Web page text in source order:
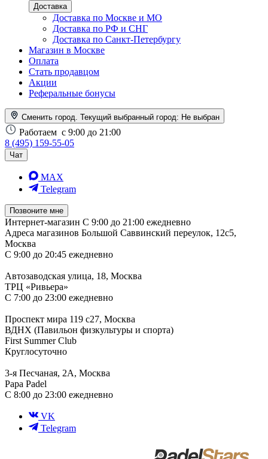
Доставка
Доставка по Москве и МО
Доставка по РФ и СНГ
Доставка по Санкт-Петербургу
Магазин в Москве
Оплата
Стать продавцом
Акции
Реферальные бонусы
Сменить город. Текущий выбранный город: Не выбран
Работаем с 9:00 до 21:00
8 (495) 159-55-05
Чат
MAX
Telegram
Позвоните мне
Интернет-магазин С 9:00 до 21:00 ежедневно
Адреса магазинов Большой Саввинский переулок, 12с5,
Москва
С 9:00 до 20:45 ежедневно
Автозаводская улица, 18, Москва
ТРЦ «Ривьера»
С 7:00 до 23:00 ежедневно
Проспект мира 119 с27, Москва
ВДНХ (Павильон физкультуры и спорта)
First Summer Club
Круглосуточно
3-я Песчаная, 2А, Москва
Papa Padel
С 8:00 до 23:00 ежедневно
VK
Telegram